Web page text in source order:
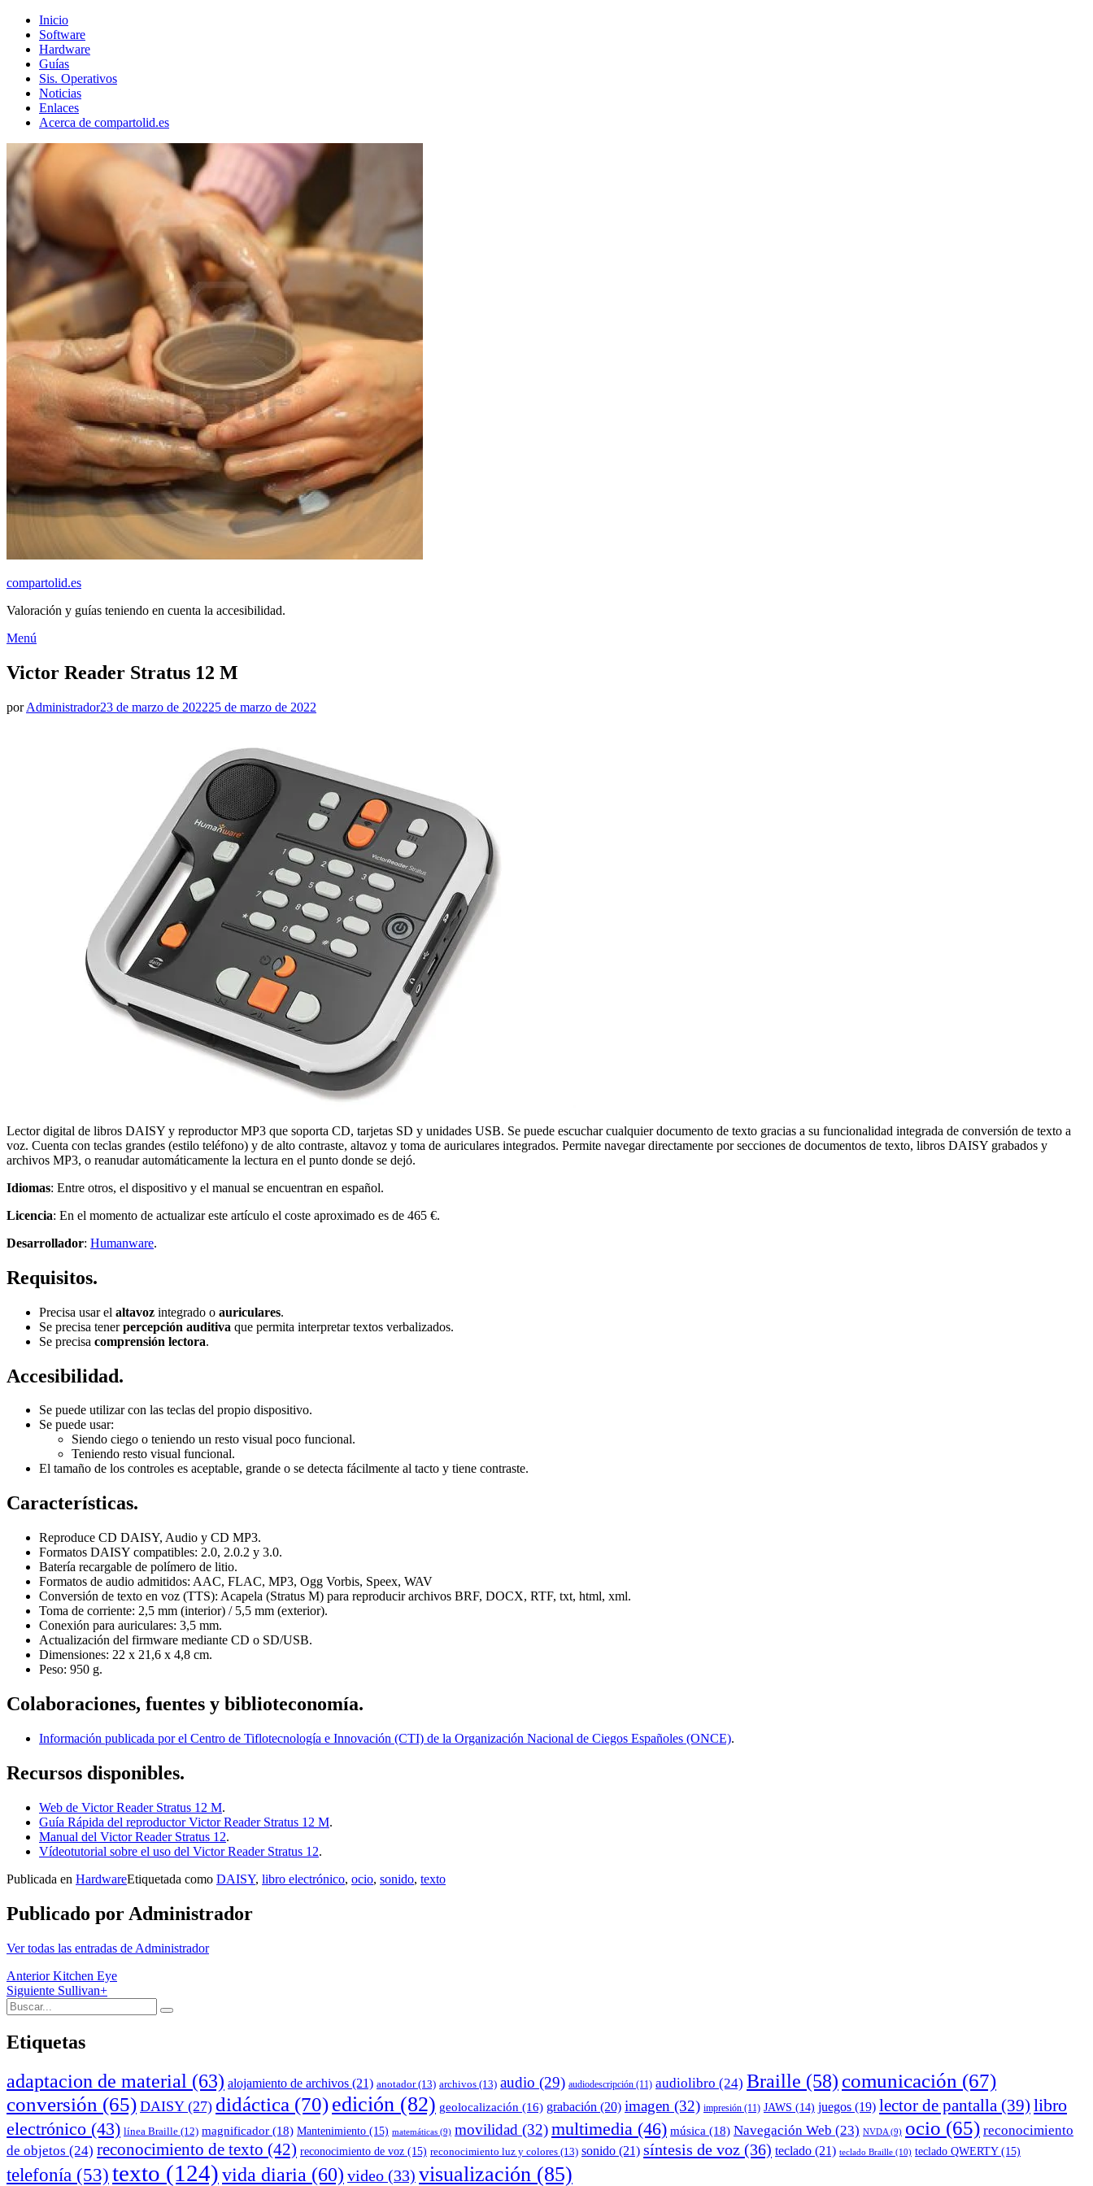
Inicio
Software
Hardware
Guías
Sis. Operativos
Noticias
Enlaces
Acerca de compartolid.es
compartolid.es
Valoración y guías teniendo en cuenta la accesibilidad.
Saltar
contenido
Menú
Victor Reader Stratus 12 M
porAdministradorPublicado
23 de marzo de 202225 de marzo de 2022
Lector digital de libros DAISY y reproductor MP3 que soporta CD, tarjetas SD y unidades USB. Se puede escuchar cualquier documento de texto gracias a su funcionalidad integrada de conversión de texto a
voz. Cuenta con teclas grandes (estilo teléfono) y de alto contraste, altavoz y toma de auriculares integrados. Permite navegar directamente por secciones de documentos de texto, libros DAISY grabados y
archivos MP3, o reanudar automáticamente la lectura en el punto donde se dejó.
Idiomas: Entre otros, el dispositivo y el manual se encuentran en español.
Licencia: En el momento de actualizar este artículo el coste aproximado es de 465 €.
Desarrollador: Humanware.
Requisitos.
Precisa usar el altavoz integrado o auriculares.
Se precisa tenerpercepción auditiva que permita interpretar textos verbalizados.
Se precisa comprensión lectora.
Accesibilidad.
Se puede utilizar con las teclas del propio dispositivo.
Se puede usar:
Siendo ciego o teniendo un resto visual poco funcional.
Teniendo resto visual funcional.
El tamaño de los controles es aceptable, grande o se detecta fácilmente al tacto y tiene contraste.
Características.
Reproduce CD DAISY, Audio y CD MP3.
Formatos DAISY compatibles: 2.0, 2.0.2 y 3.0.
Batería recargable de polímero de litio.
Formatos de audio admitidos: AAC, FLAC, MP3, Ogg Vorbis, Speex, WAV
Conversión de texto en voz (TTS): Acapela (Stratus M) para reproducir archivos BRF, DOCX, RTF, txt, html, xml.
Toma de corriente: 2,5 mm (interior) / 5,5 mm (exterior).
Conexión para auriculares: 3,5 mm.
Actualización del firmware mediante CD o SD/USB.
Dimensiones: 22 x 21,6 x 4,8 cm.
Peso: 950 g.
Colaboraciones, fuentes y biblioteconomía.
Información publicada por el Centro de Tiflotecnología e Innovación (CTI) de la Organización Nacional de Ciegos Españoles (ONCE).
Recursos disponibles.
Web de Victor Reader Stratus 12 M.
Guía Rápida del reproductor Victor Reader Stratus 12 M.
Manual del Victor Reader Stratus 12.
Vídeotutorial sobre el uso del Victor Reader Stratus 12.
Publicada en HardwareEtiquetada como DAISY, libro electrónico, ocio, sonido, texto
Publicado por Administrador
Ver todas las entradas de Administrador
Navegación
de
entradas
Anterior Kitchen Eye
Siguiente Sullivan+
Buscar:
Buscar
Etiquetas
adaptacion de material (63) alojamiento de archivos (21) anotador(13) archivos (13) audio (29) audiodescripción (11) audiolibro (24) Braille (58) comunicación (67)
conversión (65) DAISY(27) didáctica (70)edición (82) geolocalización (16) grabación (20) imagen (32) impresión (11) JAWS (14) juegos (19) lector de pantalla (39) libro
electrónico (43) línea Braille (12) magnificador (18) Mantenimiento (15) matemáticas (9) movilidad (32)multimedia (46) música (18) Navegación Web (23) NVDA (9) ocio (65) reconocimiento
de objetos (24) reconocimiento de texto (42) reconocimiento de voz (15) reconocimiento luz y colores (13) sonido (21) síntesis de voz (36) teclado (21) teclado Braille (10) teclado QWERTY(15)
telefonía (53)texto (124)vida diaria (60) video (33) visualización (85)